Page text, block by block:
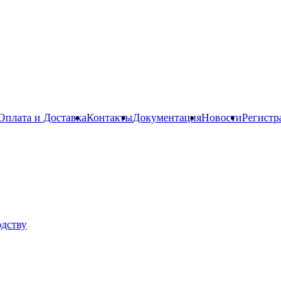
и ДоставкаКонтактыДокументацияНовости